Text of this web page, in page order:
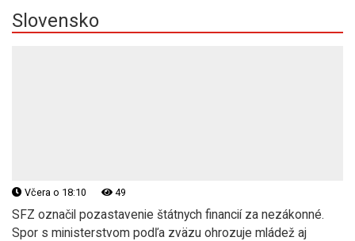
Slovensko
Včera o 18:10 49
SFZ označil pozastavenie štátnych financií za nezákonné.
Spor s ministerstvom podľa zväzu ohrozuje mládež aj